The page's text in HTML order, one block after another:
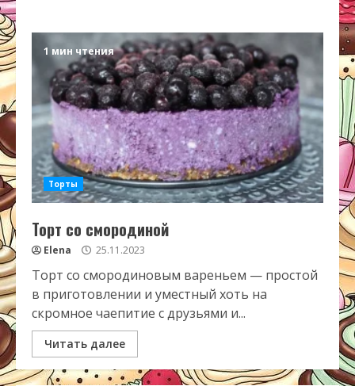
1 мин чтения
Торты
Торт со смородиной
Elena 25.11.2023
Торт со смородиновым вареньем — простой
в приготовлении и уместный хоть на
скромное чаепитие с друзьями и...
Читать далее